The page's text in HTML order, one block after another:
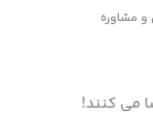
و مشاوره
می کنند!